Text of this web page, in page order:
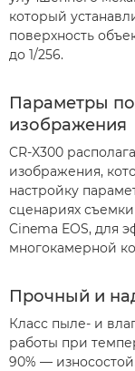
который
поверхность
до 1/256.
Параметры
изображения
CR-X300
изображения,
настройку
сценариях
Cinema EOS, для
многокамерной
Прочный и
Класс пыле- и
работы при
90% —